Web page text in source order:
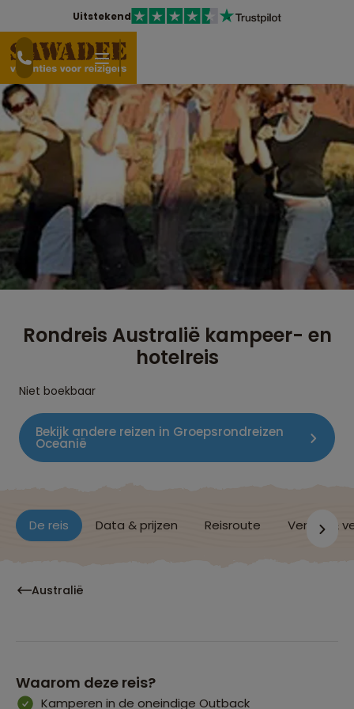
Uitstekend
Rondreis Australië kampeer- en
hotelreis
Niet boekbaar
Bekijk andere reizen in Groepsrondreizen
Oceanië
De reis Data & prijzen Reisroute Verblijf &
Australië
Waarom deze reis?
Kamperen in de oneindige Outback